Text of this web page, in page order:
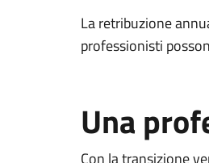
La retribuzione
professionisti
Una